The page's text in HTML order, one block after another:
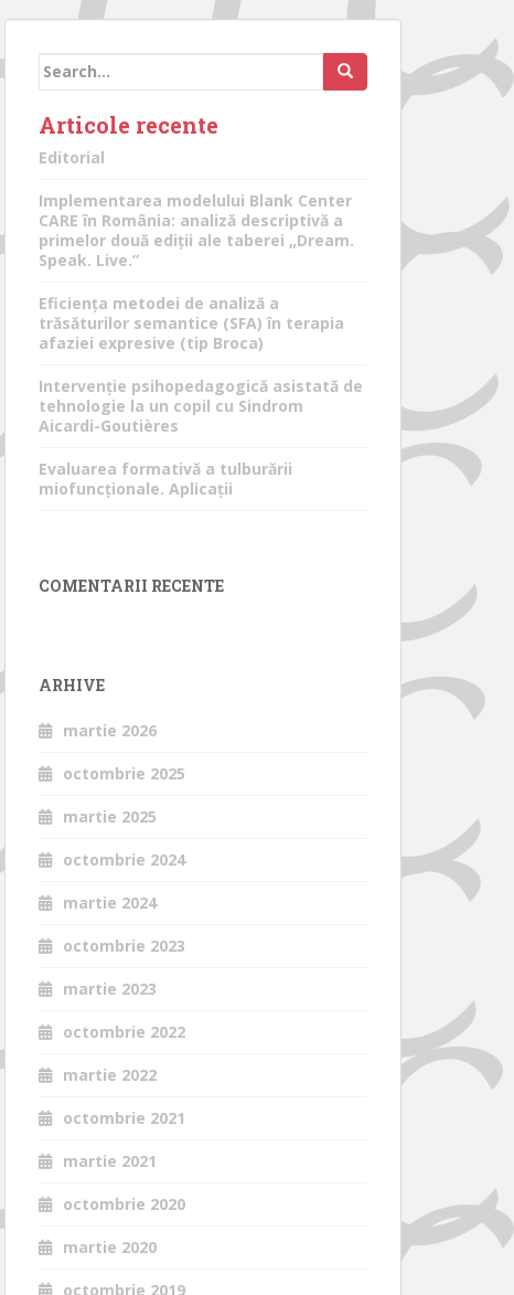
Search
Articole recente
Editorial
Implementarea modelului Blank Center
CARE în România: analiză descriptivă a
primelor două ediții ale taberei „Dream.
Speak. Live.”
Eficiența metodei de analiză a
trăsăturilor semantice (SFA) în terapia
afaziei expresive (tip Broca)
Intervenție psihopedagogică asistată de
tehnologie la un copil cu Sindrom
Aicardi-Goutières
Evaluarea formativă a tulburării
miofuncționale. Aplicații
COMENTARII RECENTE
ARHIVE
martie 2026
octombrie 2025
martie 2025
octombrie 2024
martie 2024
octombrie 2023
martie 2023
octombrie 2022
martie 2022
octombrie 2021
martie 2021
octombrie 2020
martie 2020
octombrie 2019